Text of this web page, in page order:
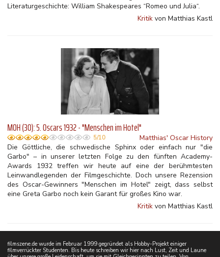
Literaturgeschichte: William Shakespeares “Romeo und Julia“.
Kritik von Matthias Kastl
MOH (30): 5. Oscars 1932 - "Menschen im Hotel"
5/10
Matthias' Oscar History
Die Göttliche, die schwedische Sphinx oder einfach nur "die
Garbo" – in unserer letzten Folge zu den fünften Academy-
Awards 1932 treffen wir heute auf eine der berühmtesten
Leinwandlegenden der Filmgeschichte. Doch unsere Rezension
des Oscar-Gewinners "Menschen im Hotel" zeigt, dass selbst
eine Greta Garbo noch kein Garant für großes Kino war.
Kritik von Matthias Kastl
filmszene.de wurde im Februar 1999 gegründet als Hobby-Projekt einiger
filmverrückter Studenten. Bis heute schreiben wir hier nach Lust, Zeit und Laune